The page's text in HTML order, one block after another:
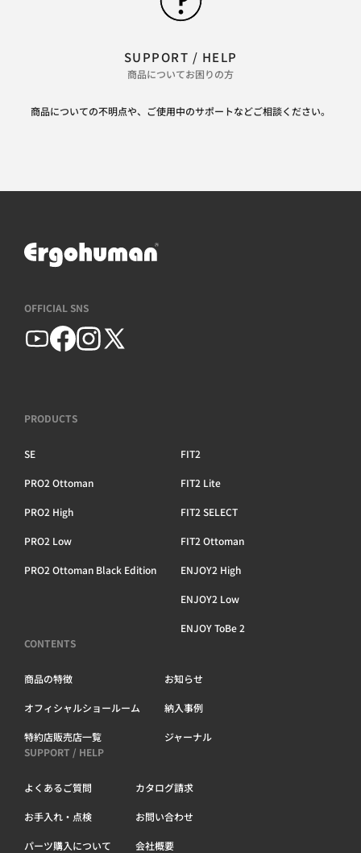
SUPPORT / HELP
商品についてお困りの方
商品についての不明点や、ご使用中のサポートなどご相談ください。
OFFICIAL SNS
PRODUCTS
PRO2 Ottoman
PRO2 High
PRO2 Low FIT2 Ottoman
FIT2
FIT2 Lite
FIT2 SELECT
ENJOY2 High
ENJOY2 Low
ENJOY ToBe 2
SE
PRO2 Ottoman Black Edition
CONTENTS
商品の特徴
オフィシャルショールーム
特約店販売店一覧
お知らせ
納入事例
ジャーナル
SUPPORT / HELP
よくあるご質問
お手入れ・点検
パーツ購入について
カタログ請求
お問い合わせ
会社概要